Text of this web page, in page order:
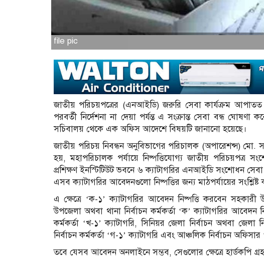
file pic
জাতীয় পরিচয়পত্রের (এনআইডি) জরুরি সেবা কার্যক্রম আপাতত
পরবর্তী নির্দেশনা না দেয়া পর্যন্ত এ সংক্রান্ত সেবা বন্ধ ঘোষণা
সচিবালয় থেকে এক অফিস আদেশে বিষয়টি জানানো হয়েছে।
জাতীয় পরিচয় নিবন্ধন অনুবিভাগের পরিচালক (অপারেশন্স)
হয়, মহাপরিচালক পর্যায়ে নিষ্পত্তিযোগ্য জাতীয় পরিচয়পত্র
প্রশিক্ষণ ইনস্টিটিউট ভবনে ৬ ক্যাটাগরির এনআইডি সংশোধন সেবা
এসব ক্যাটাগরির আবেদনগুলো নিষ্পত্তির জন্য মাঠপর্যায়ের সংশ্লিষ্ট
এ ক্ষেত্রে ‘ক-১’ ক্যাটাগরির আবেদন নিষ্পত্তি করবেন সহকারী
উপজেলা অথবা থানা নির্বাচন কর্মকর্তা ‘ক’ ক্যাটাগরির আবেদন
কর্মকর্তা ‘খ-১’ ক্যাটাগরি, সিনিয়র জেলা নির্বাচন অথবা জেলা
নির্বাচন কর্মকর্তা ‘গ-১’ ক্যাটাগরি এবং আঞ্চলিক নির্বাচন
তবে যেসব আবেদন অনলাইনে সম্ভব, সেগুলোর ক্ষেত্রে হার্ডকপি